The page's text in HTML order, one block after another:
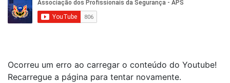
Ocorreu um erro ao carregar o conteúdo do Youtube!
Recarregue a página para tentar novamente.